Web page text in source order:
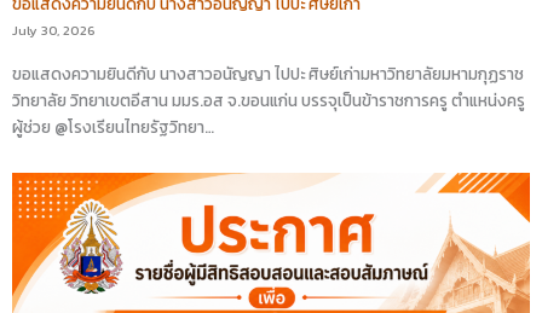
July 30, 2026
ขอแสดงความยินดีกับ นางสาวอนัญญา ไปปะ ศิษย์เก่ามหาวิทยาลัยมหามกุฏราช
วิทยาลัย วิทยาเขตอีสาน มมร.อส จ.ขอนแก่น บรรจุเป็นข้าราชการครู ตำแหน่งครู
ผู้ช่วย @โรงเรียนไทยรัฐวิทยา…